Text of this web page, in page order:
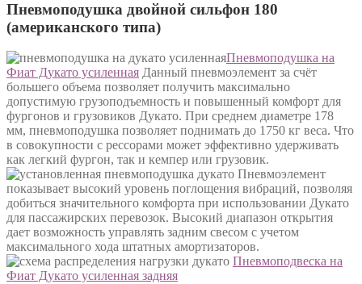
Пневмоподушка двойной сильфон 180
(американского типа)
Пневмоподушка на
Фиат Дукато усиленная Данный пневмоэлемент за счёт
большего объема позволяет получить максимально
допустимую грузоподъемность и повышенный комфорт для
фургонов и грузовиков Дукато. При среднем диаметре 178
мм, пневмоподушка позволяет поднимать до 1750 кг веса. Что
в совокупности с рессорами может эффективно удерживать
как легкий фургон, так и кемпер или грузовик.
Пневмоэлемент
показывает высокий уровень поглощения вибраций, позволяя
добиться значительного комфорта при использовании Дукато
для пассажирских перевозок. Высокий диапазон открытия
дает возможность управлять задним свесом с учетом
максимального хода штатных амортизаторов.
Пневмоподвеска на
Фиат Дукато усиленная задняя